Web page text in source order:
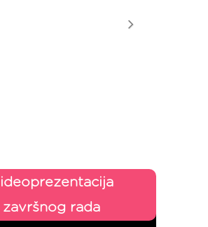
završnog rada